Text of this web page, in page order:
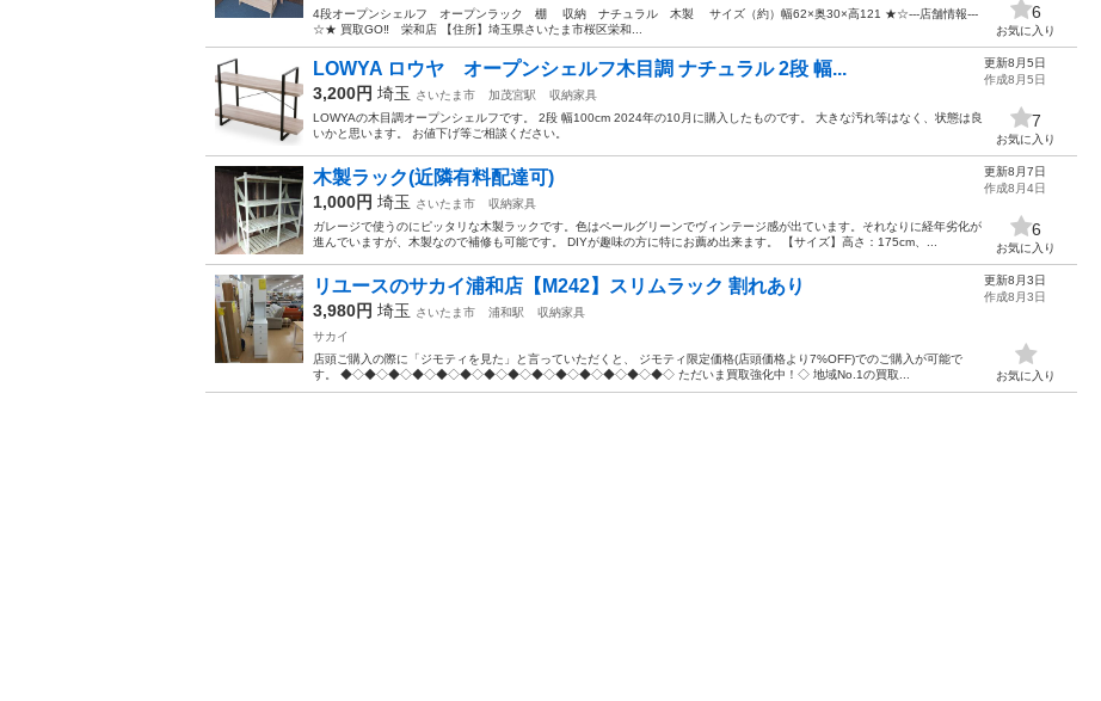
4段オープンシェルフ オープンラック 棚 収納 ナチュラル 木製 サイズ（約）幅62×奥30×高121 ★☆---店舗情報---
☆★ 買取GO‼ 栄和店 【住所】埼玉県さいたま市桜区栄和...
6
お気に入り
LOWYA ロウヤ オープンシェルフ木目調 ナチュラル 2段 幅...
3,200円 埼玉 さいたま市 加茂宮駅
収納家具
LOWYAの木目調オープンシェルフです。 2段 幅100cm 2024年の10月に購入したものです。 大きな汚れ等はなく、状態は良
いかと思います。 お値下げ等ご相談ください。
更新8月5日
作成8月5日
7
お気に入り
木製ラック(近隣有料配達可)
1,000円 埼玉 さいたま市
収納家具
ガレージで使うのにピッタリな木製ラックです。色はペールグリーンでヴィンテージ感が出ています。それなりに経年劣化が
進んでいますが、木製なので補修も可能です。 DIYが趣味の方に特にお薦め出来ます。 【サイズ】高さ：175cm、...
更新8月7日
作成8月4日
6
お気に入り
リユースのサカイ浦和店【M242】スリムラック 割れあり
3,980円 埼玉 さいたま市 浦和駅
収納家具
サカイ
店頭ご購入の際に「ジモティを見た」と言っていただくと、 ジモティ限定価格(店頭価格より7%OFF)でのご購入が可能で
す。 ◆◇◆◇◆◇◆◇◆◇◆◇◆◇◆◇◆◇◆◇◆◇◆◇◆◇◆◇ ただいま買取強化中！◇ 地域No.1の買取...
更新8月3日
作成8月3日
お気に入り